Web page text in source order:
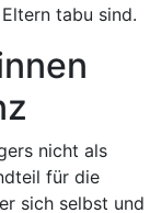
tabu sind.
nicht als
für die
sich selbst und